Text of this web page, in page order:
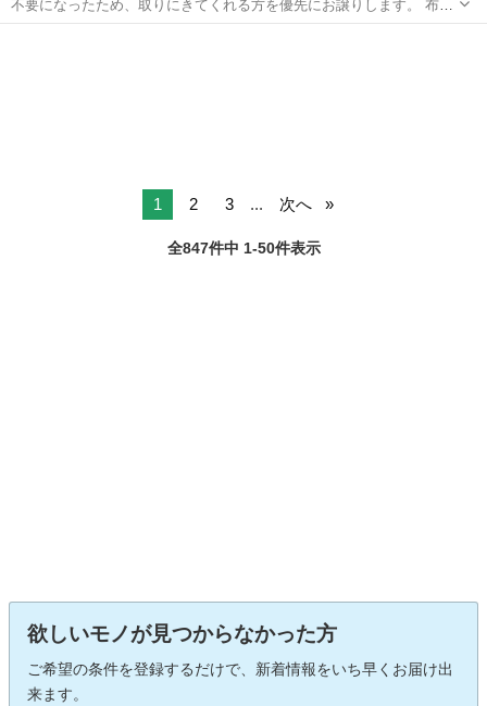
不要になったため、取りにきてくれる方を優先にお譲りします。 布団
を載せているため全景が撮れませんが、棚と電気がついています。マ
1 2 3 ... 次へ
全847件中 1-50件表示
欲しいモノが見つからなかった方
ご希望の条件を登録するだけで、新着情報をいち早くお届け出
来ます。